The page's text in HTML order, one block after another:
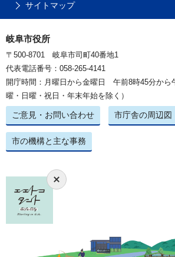
サイトマップ
岐阜市役所
〒500-8701 岐阜市司町40番地1
代表電話番号：058-265-4141
開庁時間：月曜日から金曜日 午前8時45分から
曜・日曜・祝日・年末年始を除く）
ご意見・お問い合わせ 市庁舎の周辺図
市の機構と主な事務